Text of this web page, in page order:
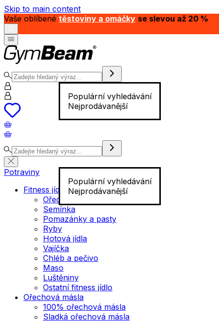
Skip to main content
Vaše oblíbené těstoviny a omáčky se slevou až 20 %
Populární vyhledávání
Nejprodávanější
Populární vyhledávání
Nejprodávanější
Potraviny
Fitness jídlo
Ořechy
Semínka
Pomazánky a pasty
Ryby
Hotová jídla
Vajíčka
Chléb a pečivo
Maso
Luštěniny
Ostatní fitness jídlo
Ořechová másla
100% ořechová másla
Sladká ořechová másla